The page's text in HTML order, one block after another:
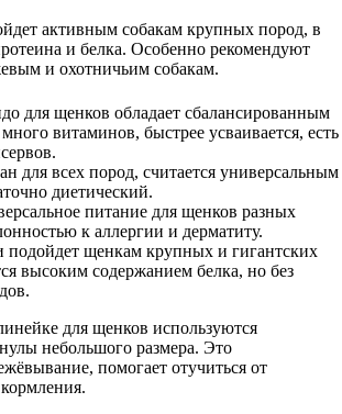
активным собакам крупных пород, в
и белка. Особенно рекомендуют
и охотничьим собакам.
для щенков обладает сбалансированным
витаминов, быстрее усваивается, есть
для всех пород, считается универсальным
диетический.
питание для щенков разных
к аллергии и дерматиту.
щенкам крупных и гигантских
высоким содержанием белка, но без
для щенков используются
небольшого размера. Это
помогает отучиться от